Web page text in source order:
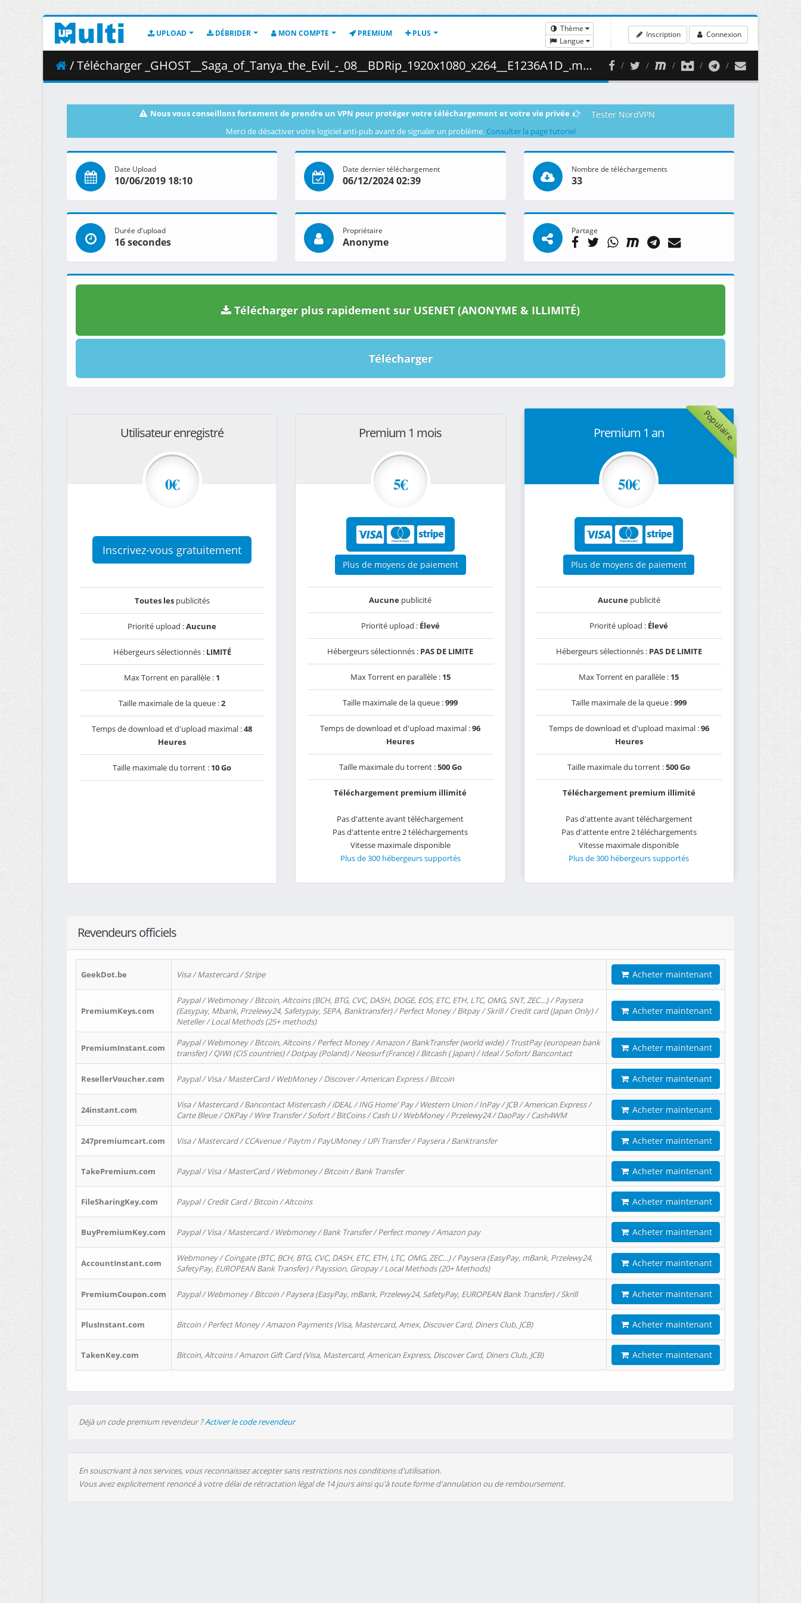
UPLOAD DÉBRIDER MON COMPTE PREMIUM PLUS
Thème
Langue
Inscription Connexion
/ Télécharger _GHOST__Saga_of_Tanya_the_Evil_-_08__BDRip_1920x1080_x264__E1236A1D_.mkv.001 ( 286.34 MB )
Nous vous conseillons fortement de prendre un VPN pour protéger votre téléchargement et votre vie privée Tester NordVPN
Merci de désactiver votre logiciel anti-pub avant de signaler un problème. Consulter la page tutoriel
Date Upload
10/06/2019 18:10
Date dernier téléchargement
06/12/2024 02:39
Nombre de téléchargements
33
Durée d'upload
16 secondes
Propriétaire
Anonyme
Partage
Télécharger plus rapidement sur USENET (ANONYME & ILLIMITÉ)
Télécharger
Utilisateur enregistré
0€
Inscrivez-vous gratuitement
Toutes lespublicités
Priorité upload :Aucune
Hébergeurs sélectionnés : LIMITÉ
Max Torrent en parallèle : 1
Taille maximale de la queue :2
Temps de download et d'upload maximal :48
Heures
Taille maximale du torrent : 10 Go
Premium 1 mois
5€
Plus de moyens de paiement
Aucune publicité
Priorité upload : Élevé
Hébergeurs sélectionnés : PAS DE LIMITE
Max Torrent en parallèle : 15
Taille maximale de la queue :999
Temps de download et d'upload maximal :96
Heures
Taille maximale du torrent :500 Go
Téléchargement premium illimité
Pas d'attente avant téléchargement
Pas d'attente entre 2 téléchargements
Vitesse maximale disponible
Plus de 300 hébergeurs supportés
Populaire
Premium 1 an
50€
Plus de moyens de paiement
Aucunepublicité
Priorité upload : Élevé
Hébergeurs sélectionnés : PAS DE LIMITE
Max Torrent en parallèle : 15
Taille maximale de la queue :999
Temps de download et d'upload maximal :96
Heures
Taille maximale du torrent :500 Go
Téléchargement premium illimité
Pas d'attente avant téléchargement
Pas d'attente entre 2 téléchargements
Vitesse maximale disponible
Plus de 300 hébergeurs supportés
Revendeurs officiels
GeekDot.be Visa / Mastercard / Stripe Acheter maintenant
PremiumKeys.com
Paypal / Webmoney / Bitcoin, Altcoins (BCH, BTG, CVC, DASH, DOGE, EOS, ETC, ETH, LTC, OMG, SNT, ZEC…) / Paysera
(Easypay, Mbank, Przelewy24, Safetypay, SEPA, Banktransfer) / Perfect Money / Bitpay / Skrill / Credit card (Japan Only) /
Neteller / Local Methods (25+ methods)
Acheter maintenant
PremiumInstant.com
Paypal / Webmoney / Bitcoin, Altcoins / Perfect Money / Amazon / BankTransfer (world wide) / TrustPay (european bank
transfer) / QIWI (CIS countries) / Dotpay (Poland) / Neosurf (France) / Bitcash ( Japan) / Ideal / Sofort/ Bancontact
Acheter maintenant
ResellerVoucher.com Paypal / Visa / MasterCard / WebMoney / Discover / American Express / Bitcoin Acheter maintenant
24instant.com
Visa / Mastercard / Bancontact Mistercash / iDEAL / ING Home' Pay / Western Union / InPay / JCB / American Express /
Carte Bleue / OKPay / Wire Transfer / Sofort / BitCoins / Cash U / WebMoney / Przelewy24 / DaoPay / Cash4WM
Acheter maintenant
247premiumcart.com Visa / Mastercard / CCAvenue / Paytm / PayUMoney / UPi Transfer / Paysera / Banktransfer Acheter maintenant
TakePremium.com Paypal / Visa / MasterCard / Webmoney / Bitcoin / Bank Transfer Acheter maintenant
FileSharingKey.com Paypal / Credit Card / Bitcoin / Altcoins Acheter maintenant
BuyPremiumKey.com Paypal / Visa / Mastercard / Webmoney / Bank Transfer / Perfect money / Amazon pay Acheter maintenant
AccountInstant.com
Webmoney / Coingate (BTC, BCH, BTG, CVC, DASH, ETC, ETH, LTC, OMG, ZEC…) / Paysera (EasyPay, mBank, Przelewy24,
SafetyPay, EUROPEAN Bank Transfer) / Payssion, Giropay / Local Methods (20+ Methods)
Acheter maintenant
PremiumCoupon.com Paypal / Webmoney / Bitcoin / Paysera (EasyPay, mBank, Przelewy24, SafetyPay, EUROPEAN Bank Transfer) / Skrill Acheter maintenant
PlusInstant.com Bitcoin / Perfect Money / Amazon Payments (Visa, Mastercard, Amex, Discover Card, Diners Club, JCB) Acheter maintenant
TakenKey.com Bitcoin, Altcoins / Amazon Gift Card (Visa, Mastercard, American Express, Discover Card, Diners Club, JCB) Acheter maintenant
Déjà un code premium revendeur ?Activer le code revendeur
En souscrivant à nos services, vous reconnaissez accepter sans restrictions nos conditions d'utilisation.
Vous avez explicitement renoncé à votre délai de rétractation légal de 14 jours ainsi qu'à toute forme d'annulation ou de remboursement.